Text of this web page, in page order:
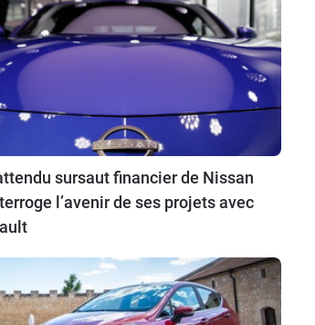
sursaut financier de Nissan
l’avenir de ses projets avec